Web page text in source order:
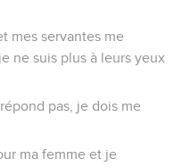
mes servantes me
ne suis plus à leurs yeux
pas, je dois me
ma femme et je